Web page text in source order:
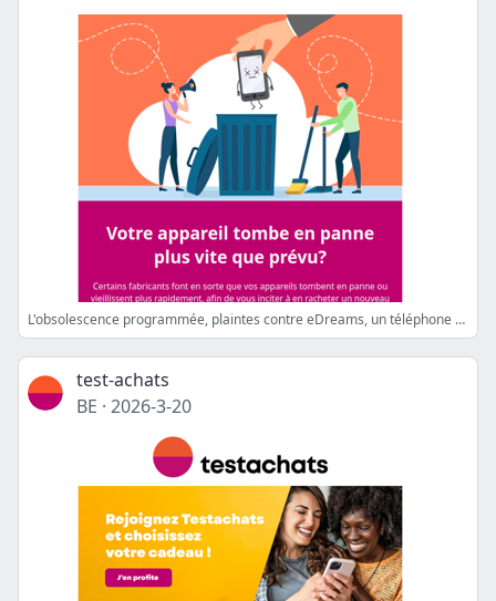
L'obsolescence programmée, plaintes contre eDreams, un téléphone perdu?
test-achats
BE · 2026-3-20